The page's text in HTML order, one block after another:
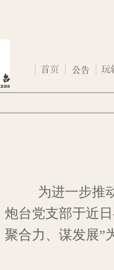
为进一步推
炮台党支部于近
聚合力、谋发展”